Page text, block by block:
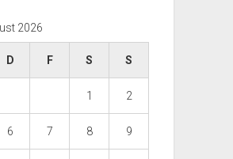
2026
D F S S
1 2
6 7 8 9